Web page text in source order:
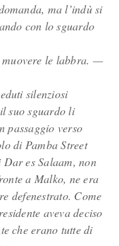
ma l’indù si
con lo sguardo
le labbra. —
silenziosi
suo sguardo li
passaggio verso
di Pamba Street
Dar es Salaam, non
a Malko, ne era
defenestrato. Come
aveva deciso
che erano tutte di